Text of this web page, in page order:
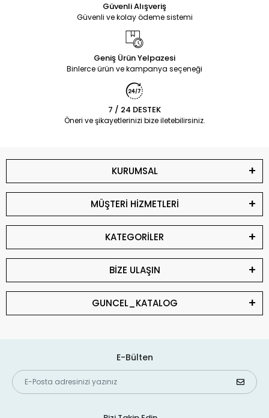
Güvenli Alışveriş
Güvenli ve kolay ödeme sistemi
Geniş Ürün Yelpazesi
Binlerce ürün ve kampanya seçeneği
7 / 24 DESTEK
Öneri ve şikayetlerinizi bize iletebilirsiniz.
KURUMSAL
MÜŞTERİ HİZMETLERİ
KATEGORİLER
BİZE ULAŞIN
GUNCEL_KATALOG
E-Bülten